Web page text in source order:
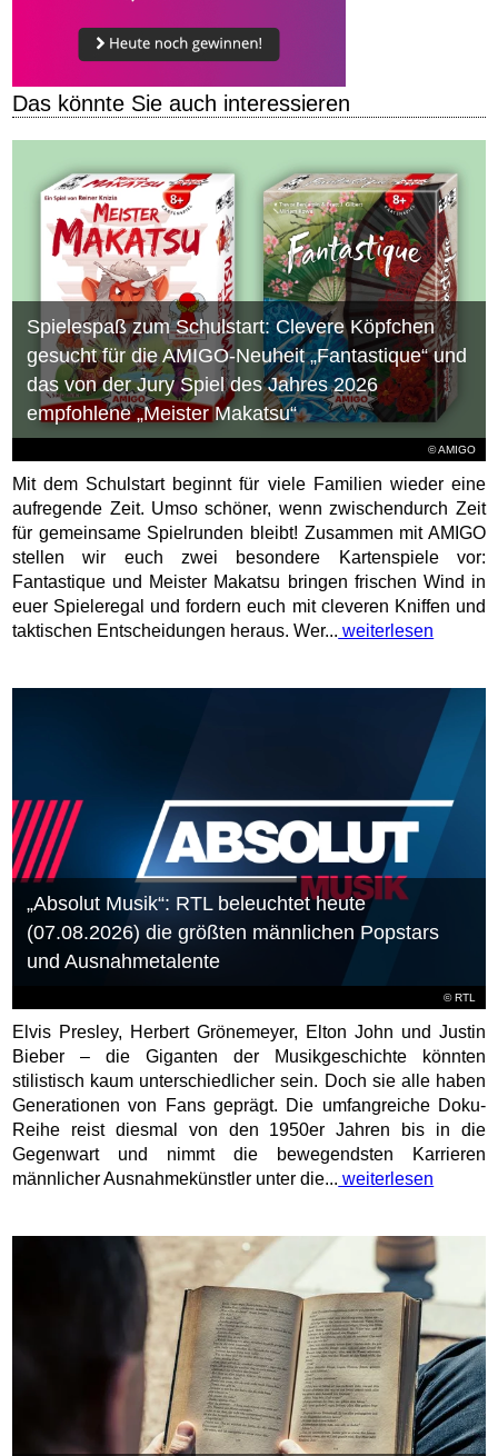
Das könnte Sie auch interessieren
© AMIGO
Spielespaß zum Schulstart: Clevere Köpfchen
gesucht für die AMIGO-Neuheit „Fantastique“ und
das von der Jury Spiel des Jahres 2026
empfohlene „Meister Makatsu“
Mit dem Schulstart beginnt für viele Familien wieder eine
aufregende Zeit. Umso schöner, wenn zwischendurch Zeit
für gemeinsame Spielrunden bleibt! Zusammen mit AMIGO
stellen wir euch zwei besondere Kartenspiele vor:
Fantastique und Meister Makatsu bringen frischen Wind in
euer Spieleregal und fordern euch mit cleveren Kniffen und
taktischen Entscheidungen heraus. Wer... weiterlesen
©RTL
„Absolut Musik“: RTL beleuchtet heute
(07.08.2026) die größten männlichen Popstars
und Ausnahmetalente
Elvis Presley, Herbert Grönemeyer, Elton John und Justin
Bieber – die Giganten der Musikgeschichte könnten
stilistisch kaum unterschiedlicher sein. Doch sie alle haben
Generationen von Fans geprägt. Die umfangreiche Doku-
Reihe reist diesmal von den 1950er Jahren bis in die
Gegenwart und nimmt die bewegendsten Karrieren
männlicher Ausnahmekünstler unter die... weiterlesen